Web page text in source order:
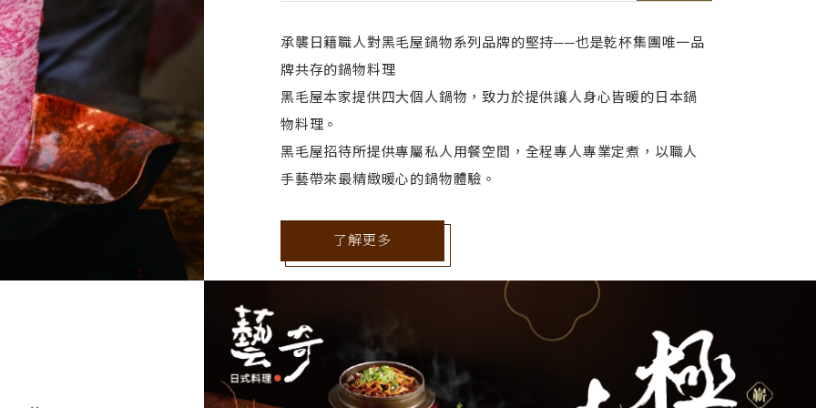
承襲日籍職人對黑毛屋鍋物系列品牌的堅持──也是乾杯集團唯一品
牌共存的鍋物料理
黑毛屋本家提供四大個人鍋物，致力於提供讓人身心皆暖的日本鍋
物料理。
黑毛屋招待所提供專屬私人用餐空間，全程專人專業定煮，以職人
手藝帶來最精緻暖心的鍋物體驗。
了解更多